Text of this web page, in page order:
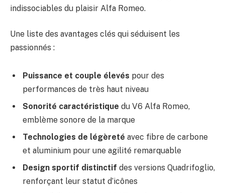
indissociables du plaisir Alfa Romeo.
Une liste des avantages clés qui séduisent les
passionnés :
Puissance et couple élevés pour des
performances de très haut niveau
Sonorité caractéristique du V6 Alfa Romeo,
emblème sonore de la marque
Technologies de légèreté avec fibre de carbone
et aluminium pour une agilité remarquable
Design sportif distinctif des versions Quadrifoglio,
renforçant leur statut d’icônes